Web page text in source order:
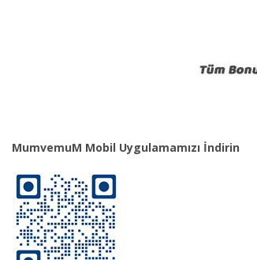
MumvemuM Mobil Uygulamamızı İndirin